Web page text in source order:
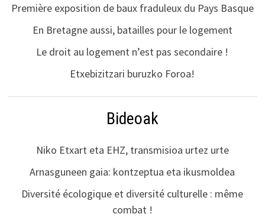
Première exposition de baux fraduleux du Pays Basque
En Bretagne aussi, batailles pour le logement
Le droit au logement n’est pas secondaire !
Etxebizitzari buruzko Foroa!
Bideoak
Niko Etxart eta EHZ, transmisioa urtez urte
Arnasguneen gaia: kontzeptua eta ikusmoldea
Diversité écologique et diversité culturelle : même
combat !